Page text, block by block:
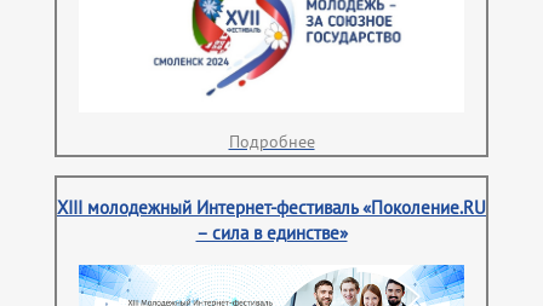
Подробнее
XIII молодежный Интернет-фестиваль «Поколение.RU
– сила в единстве»